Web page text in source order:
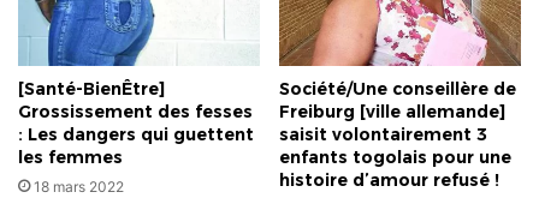
[Santé-BienÊtre]
Grossissement des fesses
: Les dangers qui guettent
les femmes
18 mars 2022
Société/Une conseillère de
Freiburg [ville allemande]
saisit volontairement 3
enfants togolais pour une
histoire d’amour refusé !